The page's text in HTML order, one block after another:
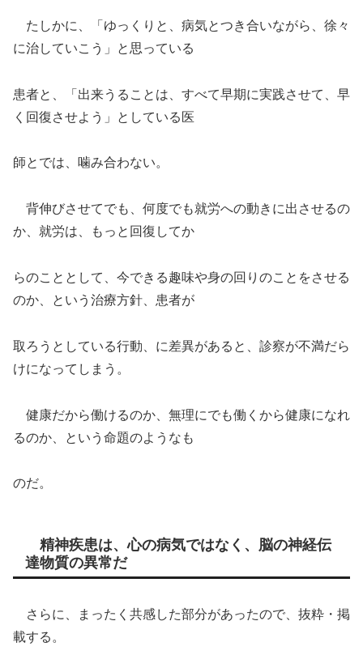
たしかに、「ゆっくりと、病気とつき合いながら、徐々
に治していこう」と思っている
患者と、「出来うることは、すべて早期に実践させて、早
く回復させよう」としている医
師とでは、噛み合わない。
背伸びさせてでも、何度でも就労への動きに出させるの
か、就労は、もっと回復してか
らのこととして、今できる趣味や身の回りのことをさせる
のか、という治療方針、患者が
取ろうとしている行動、に差異があると、診察が不満だら
けになってしまう。
健康だから働けるのか、無理にでも働くから健康になれ
るのか、という命題のようなも
のだ。
精神疾患は、心の病気ではなく、脳の神経伝
達物質の異常だ
さらに、まったく共感した部分があったので、抜粋・掲
載する。